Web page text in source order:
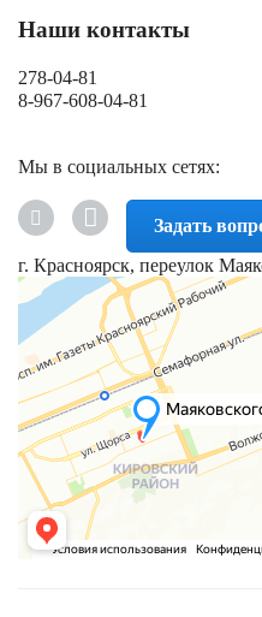
Наши контакты
278-04-81
8-967-608-04-81
Мы в социальных сетях:
Задать
г. Красноярск, переулок